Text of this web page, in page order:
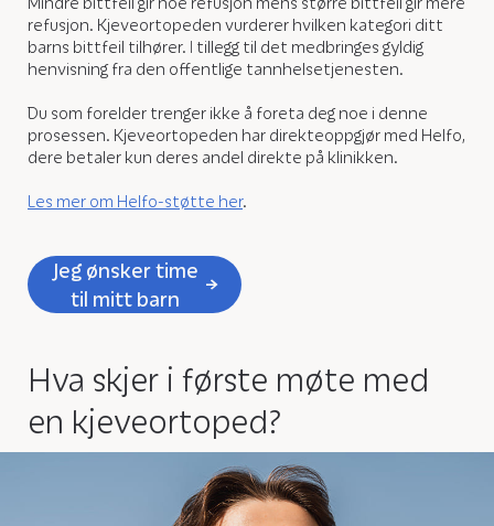
refusjon. Kjeveortopeden vurderer hvilken kategori ditt
barns bittfeil tilhører. I tillegg til det medbringes gyldig
henvisning fra den offentlige tannhelsetjenesten.
Du som forelder trenger ikke å foreta deg noe i denne
prosessen. Kjeveortopeden har direkteoppgjør med Helfo,
dere betaler kun deres andel direkte på klinikken.
Les mer om Helfo-støtte her.
Jeg ønsker time
til mitt barn
Hva skjer i første møte med
en kjeveortoped?